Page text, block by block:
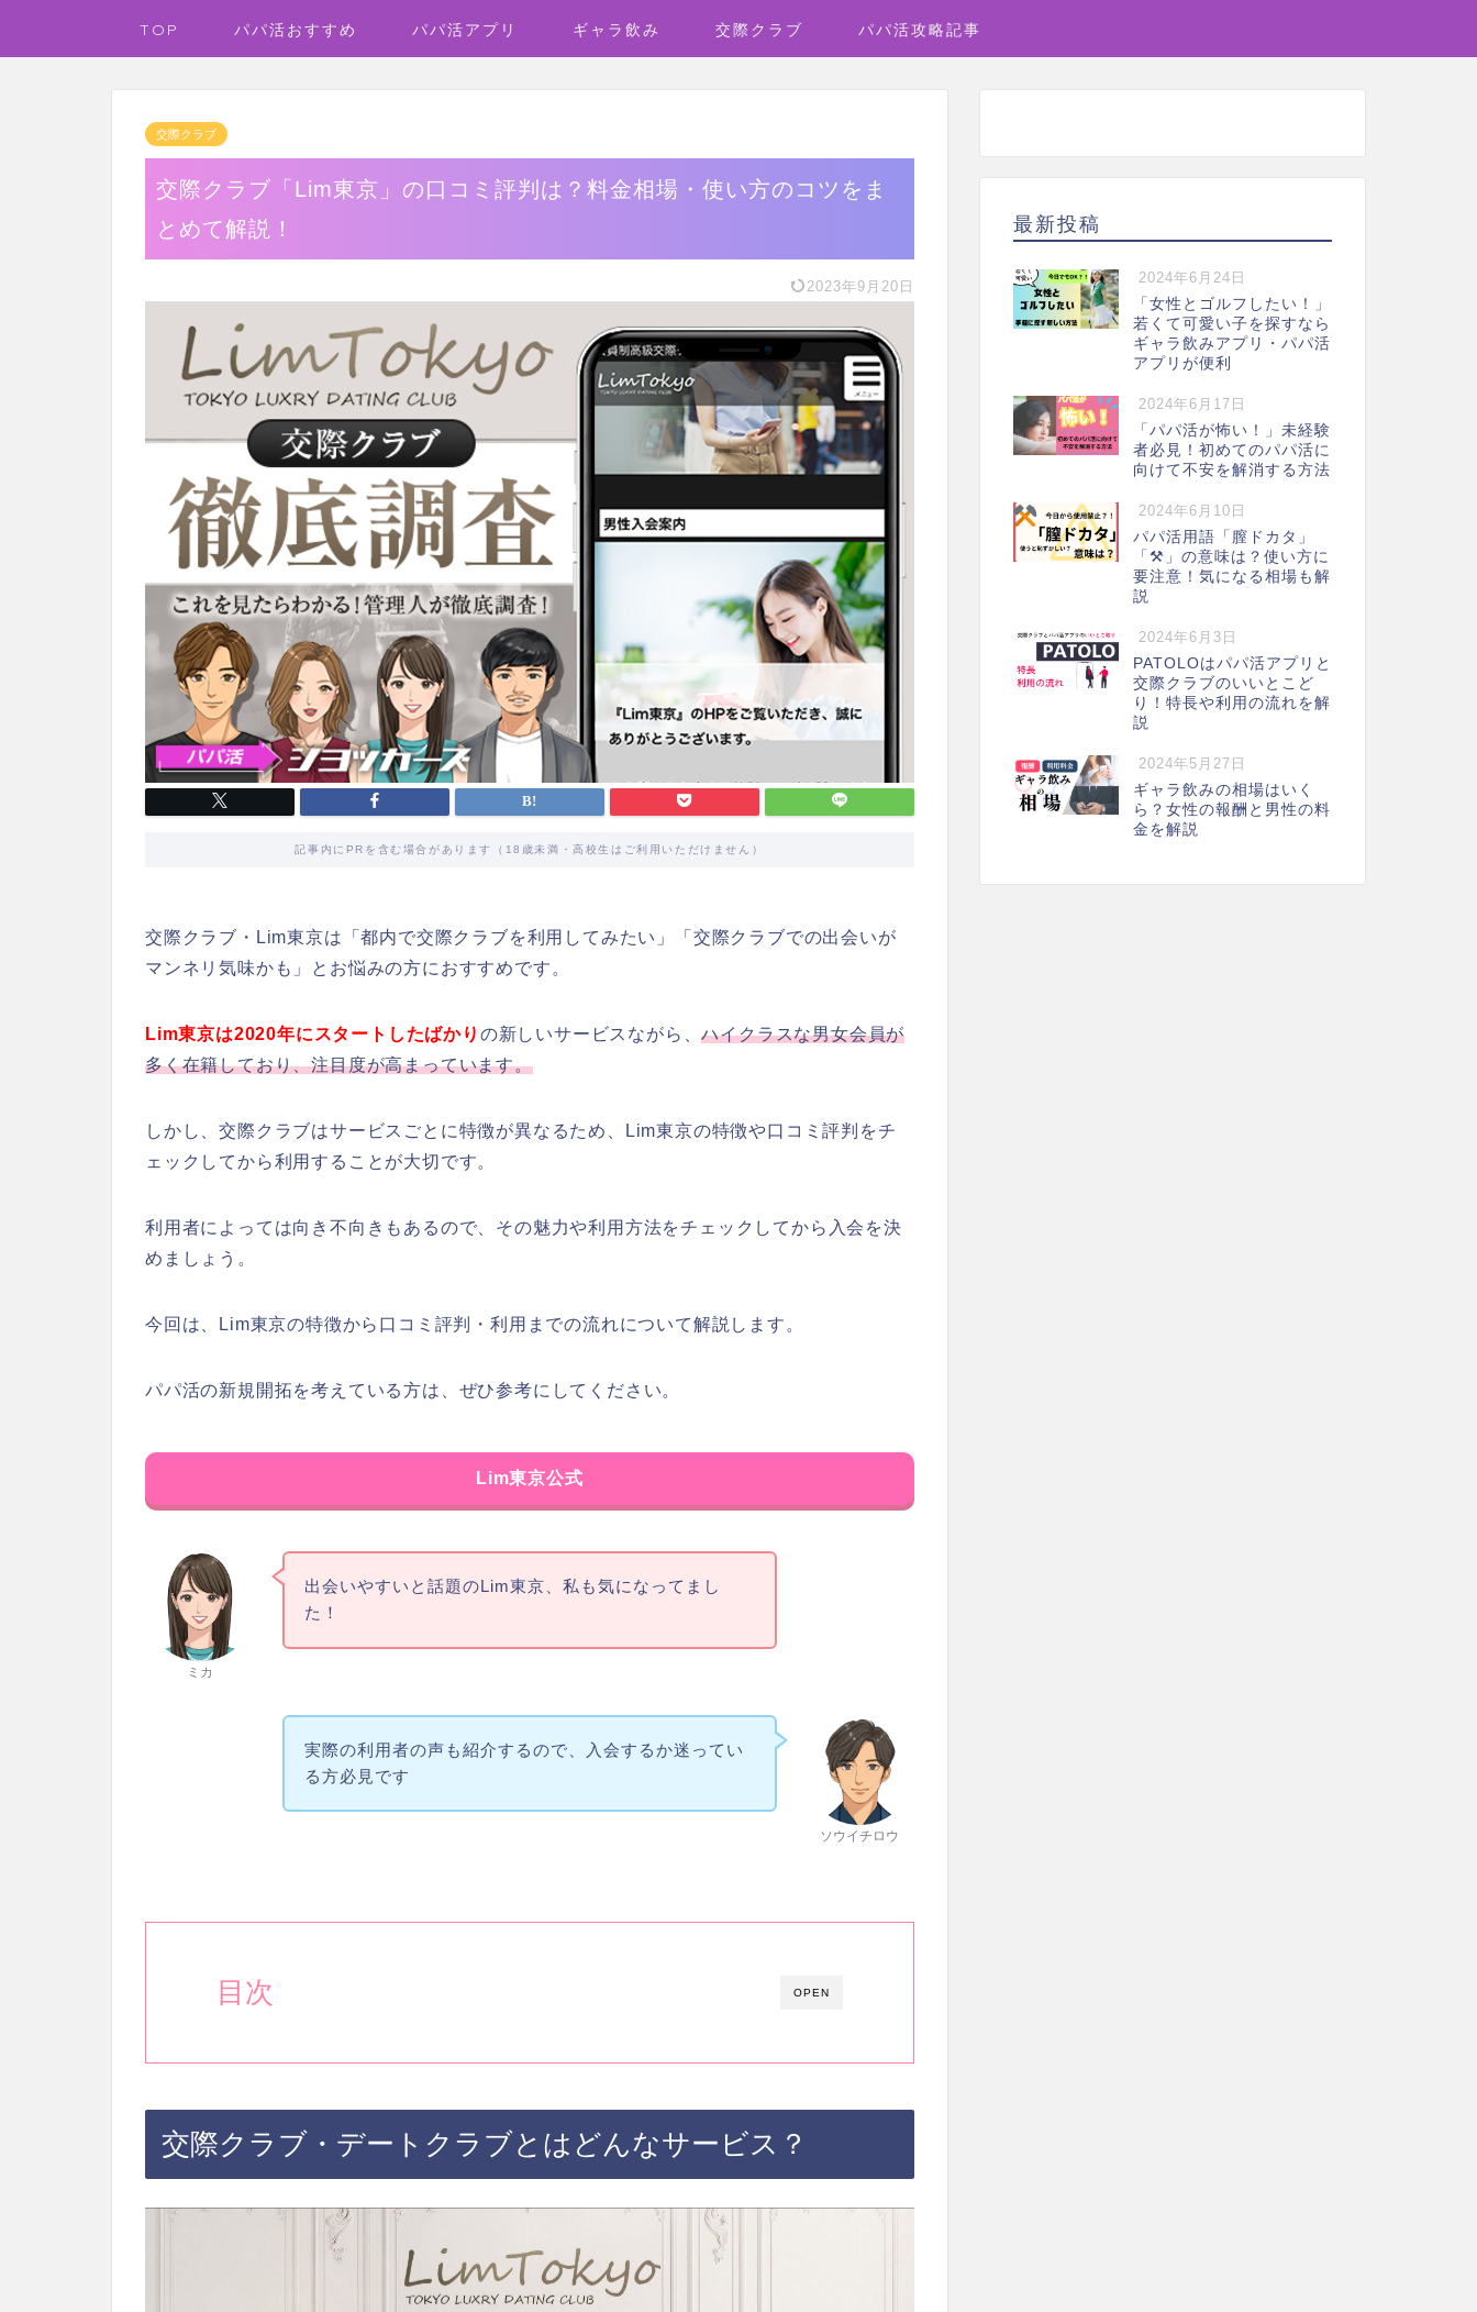
TOP パパ活おすすめ パパ活アプリ ギャラ飲み 交際クラブ パパ活攻略記事
交際クラブ
交際クラブ「Lim東京」の口コミ評判は？料金相場・使い方のコツをま
とめて解説！
2023年9月20日
記事内にPRを含む場合があります（18歳未満・高校生はご利用いただけません）
交際クラブ・Lim東京は「都内で交際クラブを利用してみたい」「交際クラブでの出会いが
マンネリ気味かも」とお悩みの方におすすめです。
Lim東京は2020年にスタートしたばかり の新しいサービスながら、ハイクラスな男女会員が
多く在籍しており、注目度が高まっています。
しかし、交際クラブはサービスごとに特徴が異なるため、Lim東京の特徴や口コミ評判をチ
ェックしてから利用することが大切です。
利用者によっては向き不向きもあるので、その魅力や利用方法をチェックしてから入会を決
めましょう。
今回は、Lim東京の特徴から口コミ評判・利用までの流れについて解説します。
パパ活の新規開拓を考えている方は、ぜひ参考にしてください。
Lim東京公式
ミカ
出会いやすいと話題のLim東京、私も気になってまし
た！
ソウイチロウ
実際の利用者の声も紹介するので、入会するか迷ってい
る方必見です
OPEN
目次
交際クラブ・デートクラブとはどんなサービス？
最新投稿
2024年6月24日
「女性とゴルフしたい！」
若くて可愛い子を探すなら
ギャラ飲みアプリ・パパ活
アプリが便利
2024年6月17日
「パパ活が怖い！」未経験
者必見！初めてのパパ活に
向けて不安を解消する方法
2024年6月10日
パパ活用語「膣ドカタ」
「⚒️」の意味は？使い方に
要注意！気になる相場も解
説
2024年6月3日
PATOLOはパパ活アプリと
交際クラブのいいとこど
り！特長や利用の流れを解
説
2024年5月27日
ギャラ飲みの相場はいく
ら？女性の報酬と男性の料
金を解説